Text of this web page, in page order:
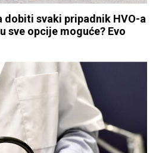
dobiti svaki pripadnik HVO-a
sve opcije moguće? Evo